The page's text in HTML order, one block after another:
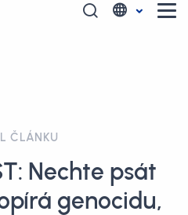
ČLÁNKU
Nechte psát
genocidu,